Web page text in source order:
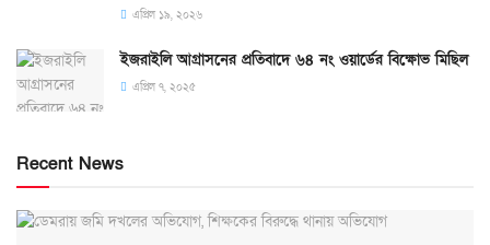
এপ্রিল ১৯, ২০২৬
ইজরাইলি আগ্রাসনের প্রতিবাদে ৬৪ নং ওয়ার্ডের বিক্ষোভ মিছিল
এপ্রিল ৭, ২০২৫
Recent News